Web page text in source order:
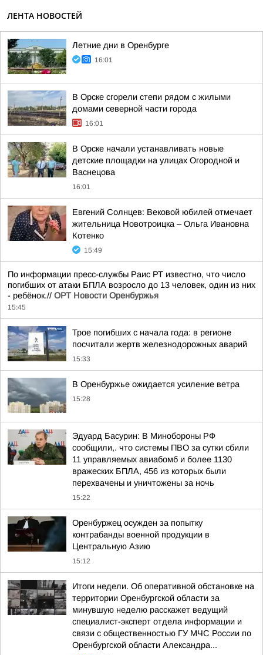
ЛЕНТА НОВОСТЕЙ
Летние дни в Оренбурге
16:01
В Орске сгорели степи рядом с жилыми
домами северной части города
16:01
В Орске начали устанавливать новые
детские площадки на улицах Огородной и
Васнецова
16:01
Евгений Солнцев: Вековой юбилей отмечает
жительница Новотроицка – Ольга Ивановна
Котенко
15:49
По информации пресс-службы Раис РТ известно, что число
погибших от атаки БПЛА возросло до 13 человек, один из них
- ребёнок.// ОРТ Новости Оренбуржья
15:45
Трое погибших с начала года: в регионе
посчитали жертв железнодорожных аварий
15:33
В Оренбуржье ожидается усиление ветра
15:28
Эдуард Басурин: В Минобороны РФ
сообщили,. что системы ПВО за сутки сбили
11 управляемых авиабомб и более 1130
вражеских БПЛА, 456 из которых были
перехвачены и уничтожены за ночь
15:22
Оренбуржец осужден за попытку
контрабанды военной продукции в
Центральную Азию
15:12
Итоги недели. Об оперативной обстановке на
территории Оренбургской области за
минувшую неделю расскажет ведущий
специалист-эксперт отдела информации и
связи с общественностью ГУ МЧС России по
Оренбургской области Александра...